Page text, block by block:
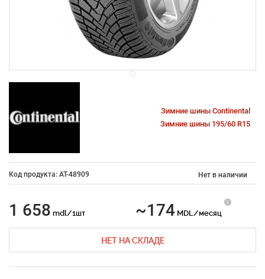
Зимние шины Continental
Зимние шины 195/60 R15
Код продукта: AT-48909 Нет в наличии
1 658 mdl/1шт ~174 MDL/месяц
НЕТ НА СКЛАДЕ